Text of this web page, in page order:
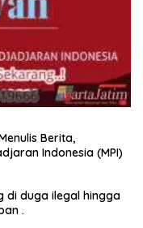
Berita,
Indonesia (MPI)
di duga ilegal hingga
.